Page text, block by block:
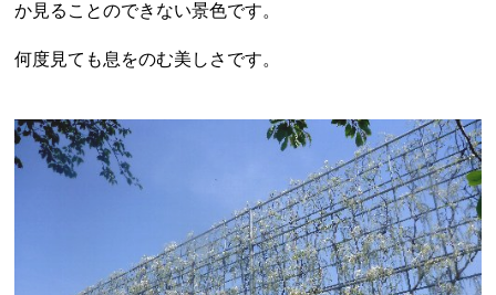
か見ることのできない景色です。
何度見ても息をのむ美しさです。